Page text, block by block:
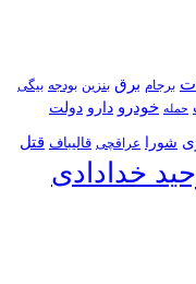
برجام برق بنزین بودجه بیگی
حمله خودرو دارو دولت
شورا عراقچی قالیباف قتل
خدادادی